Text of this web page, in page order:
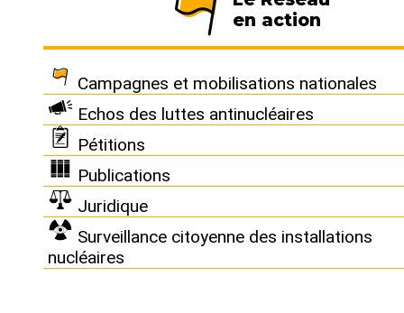
en action
Campagnes et mobilisations nationales
Echos des luttes antinucléaires
Pétitions
Publications
Juridique
Surveillance citoyenne des installations
nucléaires
Nous connaître Le Réseau en action À vous d'agir
Informez vous| Presse|
Abonnez-vous à notre newsletter :
Tous les mois un condensé de l'info de nos actions
Je ne suis pas un robot
Je m'abonne